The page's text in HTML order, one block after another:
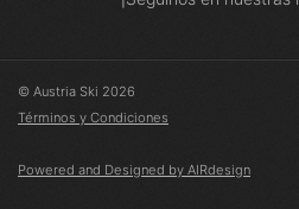
© Austria Ski 2026
Términos y Condiciones
Powered and Designed by AIRdesign